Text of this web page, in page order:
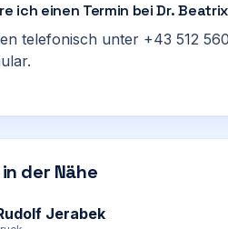
ich einen Termin bei Dr.
telefonisch unter +43 512
der Nähe
Jerabek